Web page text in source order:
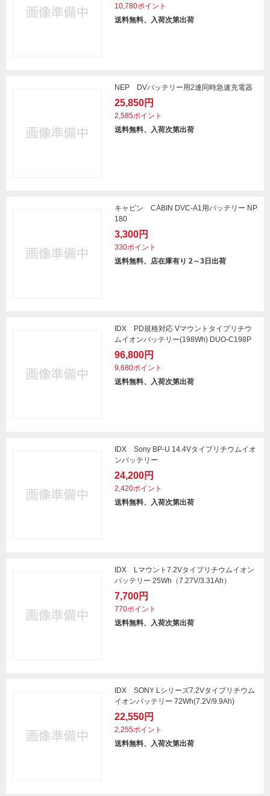
10,780ポイント
送料無料、入荷次第出荷
NEP DVバッテリー用2連同時急速充電器
25,850円
2,585ポイント
送料無料、入荷次第出荷
キャビン CABIN DVC-A1用バッテリー NP
180
3,300円
330ポイント
送料無料、店在庫有り 2～3日出荷
IDX PD規格対応 Vマウントタイプリチウ
ムイオンバッテリー(198Wh) DUO-C198P
96,800円
9,680ポイント
送料無料、入荷次第出荷
IDX Sony BP-U 14.4Vタイプリチウムイオ
ンバッテリー
24,200円
2,420ポイント
送料無料、入荷次第出荷
IDX Lマウント7.2Vタイプリチウムイオン
バッテリー 25Wh（7.27V/3.31Ah）
7,700円
770ポイント
送料無料、入荷次第出荷
IDX SONY Lシリーズ7.2Vタイプリチウム
イオンバッテリー 72Wh(7.2V/9.9Ah)
22,550円
2,255ポイント
送料無料、入荷次第出荷